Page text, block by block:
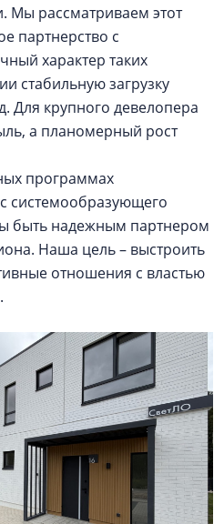
Мы рассматриваем этот
партнерство с
характер таких
стабильную загрузку
Для крупного девелопера
а планомерный рост
программах
системообразующего
быть надежным партнером
Наша цель – выстроить
отношения с властью